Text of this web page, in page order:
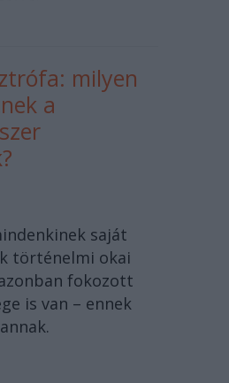
milyen
a
saját
történelmi okai
fokozott
is van – ennek